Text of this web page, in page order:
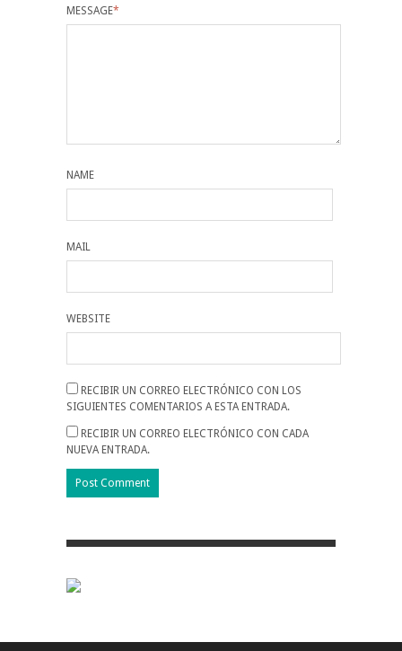
MESSAGE*
NAME
MAIL
WEBSITE
RECIBIR UN CORREO ELECTRÓNICO CON LOS
SIGUIENTES COMENTARIOS A ESTA ENTRADA.
RECIBIR UN CORREO ELECTRÓNICO CON CADA
NUEVA ENTRADA.